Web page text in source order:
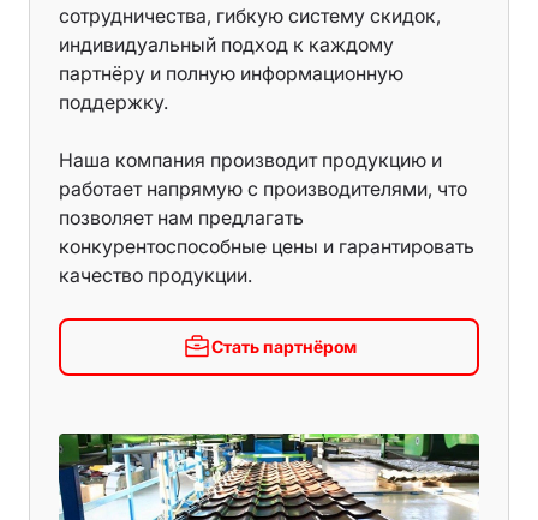
сотрудничества, гибкую систему скидок,
индивидуальный подход к каждому
партнёру и полную информационную
поддержку.
Наша компания производит продукцию и
работает напрямую с производителями, что
позволяет нам предлагать
конкурентоспособные цены и гарантировать
качество продукции.
Стать партнёром